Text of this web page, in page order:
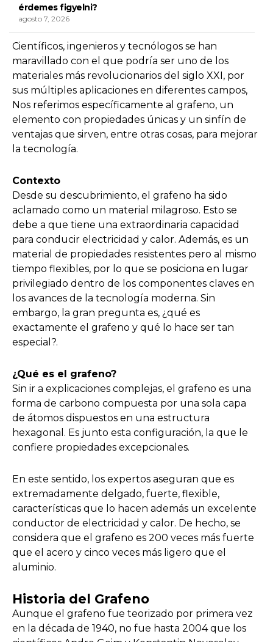
Científicos, ingenieros y tecnólogos se han
maravillado con el que podría ser uno de los
materiales más revolucionarios del siglo XXI, por
sus múltiples aplicaciones en diferentes campos,
Nos referimos específicamente al grafeno, un
elemento con propiedades únicas y un sinfín de
ventajas que sirven, entre otras cosas, para mejorar
la tecnología.
Contexto
Desde su descubrimiento, el grafeno ha sido
aclamado como un material milagroso. Esto se
debe a que tiene una extraordinaria capacidad
para conducir electricidad y calor. Además, es un
material de propiedades resistentes pero al mismo
tiempo flexibles, por lo que se posiciona en lugar
privilegiado dentro de los componentes claves en
los avances de la tecnología moderna. Sin
embargo, la gran pregunta es, ¿qué es
exactamente el grafeno y qué lo hace ser tan
especial?.
¿Qué es el grafeno?
Sin ir a explicaciones complejas, el grafeno es una
forma de carbono compuesta por una sola capa
de átomos dispuestos en una estructura
hexagonal. Es junto esta configuración, la que le
confiere propiedades excepcionales.
En este sentido, los expertos aseguran que es
extremadamente delgado, fuerte, flexible,
características que lo hacen además un excelente
conductor de electricidad y calor. De hecho, se
considera que el grafeno es 200 veces más fuerte
que el acero y cinco veces más ligero que el
aluminio.
Historia del Grafeno
Aunque el grafeno fue teorizado por primera vez
en la década de 1940, no fue hasta 2004 que los
érdemes figyelni?
agosto 7, 2026